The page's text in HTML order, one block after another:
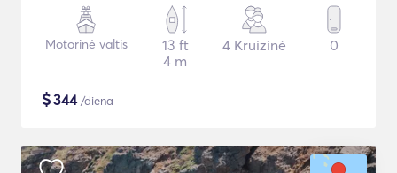
Motorinė valtis
13 ft
4 m
4 Kruizinė 0
$344/diena